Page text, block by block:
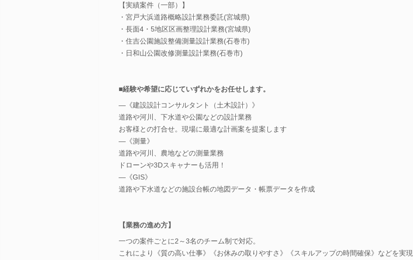
【実績案件（一部）】
・宮戸大浜道路概略設計業務委託(宮城県)
・長面4・5地区区画整理設計業務(宮城県)
・住吉公園施設整備測量設計業務(石巻市)
・日和山公園改修測量設計業務(石巻市)
■経験や希望に応じていずれかをお任せします。
―《建設設計コンサルタント（土木設計）》
道路や河川、下水道や公園などの設計業務
お客様との打合せ。現場に最適な計画案を提案します
―《測量》
道路や河川、農地などの測量業務
ドローンや3Dスキャナーも活用！
―《GIS》
道路や下水道などの施設台帳の地図データ・帳票データを作成
【業務の進め方】
一つの案件ごとに2～3名のチーム制で対応。
これにより《質の高い仕事》《お休みの取りやすさ》《スキルアップの時間確保》などを実現